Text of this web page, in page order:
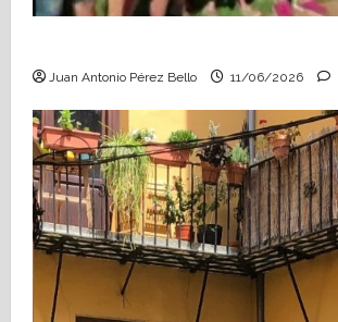
Juan Antonio Pérez Bello 11/06/2026